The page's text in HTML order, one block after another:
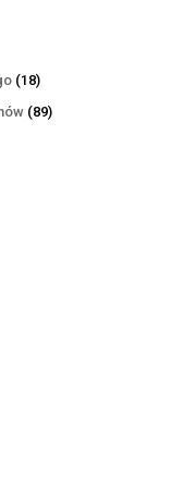
1818
produktów
8989